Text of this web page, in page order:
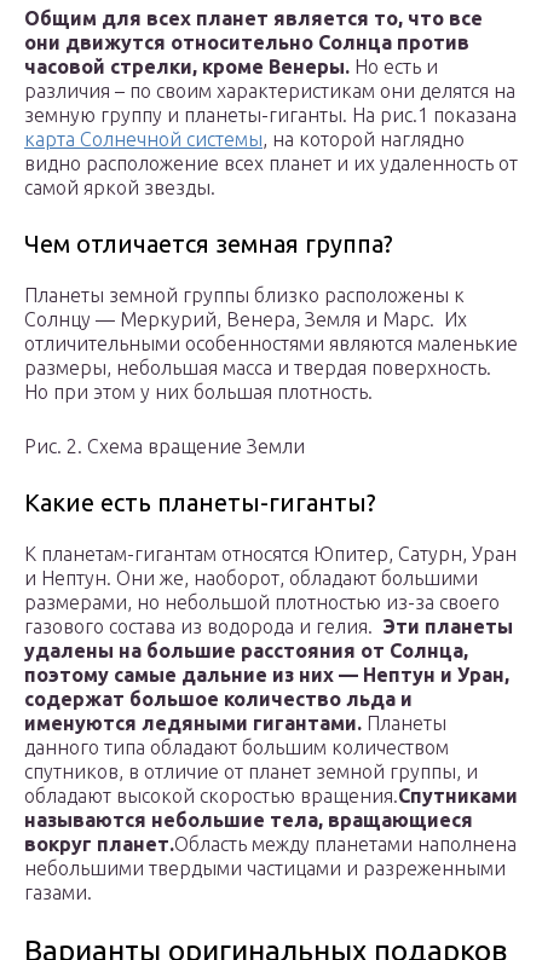
Общим для всех планет является то, что все
они движутся относительно Солнца против
часовой стрелки, кроме Венеры. Но есть и
различия – по своим характеристикам они делятся на
земную группу и планеты-гиганты. На рис.1 показана
карта Солнечной системы, на которой наглядно
видно расположение всех планет и их удаленность от
самой яркой звезды.
Чем отличается земная группа?
Планеты земной группы близко расположены к
Солнцу — Меркурий, Венера, Земля и Марс. Их
отличительными особенностями являются маленькие
размеры, небольшая масса и твердая поверхность.
Но при этом у них большая плотность.
Рис. 2. Схема вращение Земли
Какие есть планеты-гиганты?
К планетам-гигантам относятся Юпитер, Сатурн, Уран
и Нептун. Они же, наоборот, обладают большими
размерами, но небольшой плотностью из-за своего
газового состава из водорода и гелия. Эти планеты
удалены на большие расстояния от Солнца,
поэтому самые дальние из них — Нептун и Уран,
содержат большое количество льда и
именуются ледяными гигантами. Планеты
данного типа обладают большим количеством
спутников, в отличие от планет земной группы, и
обладают высокой скоростью вращения.Спутниками
называются небольшие тела, вращающиеся
вокруг планет.Область между планетами наполнена
небольшими твердыми частицами и разреженными
газами.
Варианты оригинальных подарков